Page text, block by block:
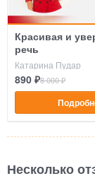
Красивая и
речь
Катарина Пудар
890 ₽8 000 ₽
Несколько